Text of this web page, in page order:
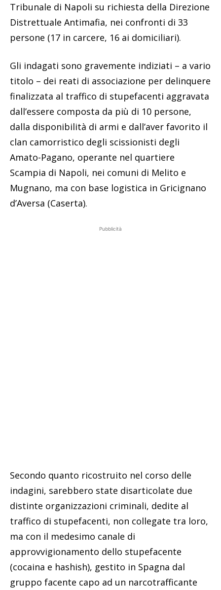
Tribunale di Napoli su richiesta della Direzione
Distrettuale Antimafia, nei confronti di 33
persone (17 in carcere, 16 ai domiciliari).
Gli indagati sono gravemente indiziati – a vario
titolo – dei reati di associazione per delinquere
finalizzata al traffico di stupefacenti aggravata
dall’essere composta da più di 10 persone,
dalla disponibilità di armi e dall’aver favorito il
clan camorristico degli scissionisti degli
Amato-Pagano, operante nel quartiere
Scampia di Napoli, nei comuni di Melito e
Mugnano, ma con base logistica in Gricignano
d’Aversa (Caserta).
Pubblicità
Secondo quanto ricostruito nel corso delle
indagini, sarebbero state disarticolate due
distinte organizzazioni criminali, dedite al
traffico di stupefacenti, non collegate tra loro,
ma con il medesimo canale di
approvvigionamento dello stupefacente
(cocaina e hashish), gestito in Spagna dal
gruppo facente capo ad un narcotrafficante